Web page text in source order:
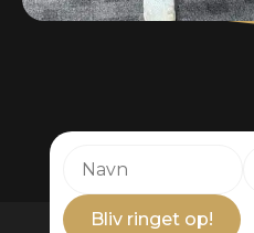
Bliv ringet op!